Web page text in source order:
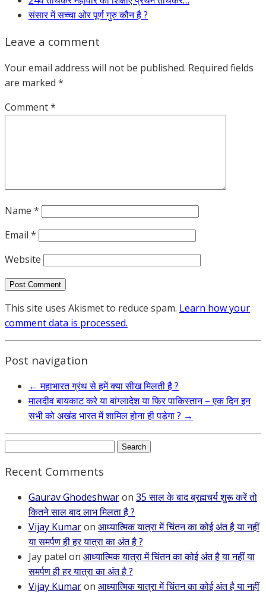
संसार में सच्चा ओर पूर्ण गुरु कौन है ?
Leave a comment
Your email address will not be published. Required fields
are marked *
Comment*
Name *
Email *
Website
This site uses Akismet to reduce spam. Learn how your
comment data is processed.
Post navigation
← महाभारत ग्रंथ से हमें क्या सीख मिलती है ?
मालदीव बायकाट करे या बांग्लादेश या फिर पाकिस्तान – एक दिन इन
सभी को अखंड भारत में शामिल होना ही पड़ेगा ? →
Search
Recent Comments
Gaurav Ghodeshwaron 35 साल के बाद ब्रह्मचर्य शुरू करें तो
कितने साल बाद लाभ मिलता है ?
Vijay Kumaron आध्यात्मिक यात्रा में चिंतन का कोई अंत है या नहीं
या समर्पण ही हर यात्रा का अंत है ?
Jay patel on आध्यात्मिक यात्रा में चिंतन का कोई अंत है या नहीं या
समर्पण ही हर यात्रा का अंत है ?
Vijay Kumaron आध्यात्मिक यात्रा में चिंतन का कोई अंत है या नहीं